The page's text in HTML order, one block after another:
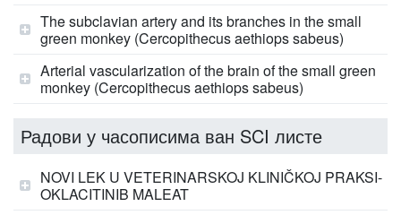
The subclavian artery and its branches in the small
green monkey (Cercopithecus aethiops sabeus)
Arterial vascularization of the brain of the small green
monkey (Cercopithecus aethiops sabeus)
Радови у часописима ван SCI листе
NOVI LEK U VETERINARSKOJ KLINIČKOJ PRAKSI-
OKLACITINIB MALEAT